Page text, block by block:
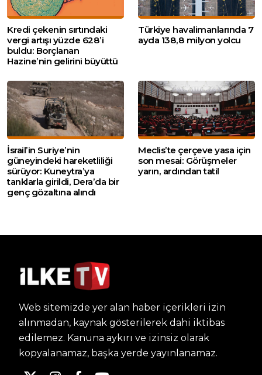
Kredi çekenin sırtındaki
vergi artışı yüzde 628’i
buldu: Borçlanan
Hazine’nin gelirini büyüttü
Türkiye havalimanlarında 7
ayda 138,8 milyon yolcu
İsrail’in Suriye’nin
güneyindeki hareketliliği
sürüyor: Kuneytra’ya
tanklarla girildi, Dera’da bir
genç gözaltına alındı
Meclis’te çerçeve yasa için
son mesai: Görüşmeler
yarın, ardından tatil
Web sitemizde yer alan haber içerikleri izin
alınmadan, kaynak gösterilerek dahi iktibas
edilemez. Kanuna aykırı ve izinsiz olarak
kopyalanamaz, başka yerde yayınlanamaz.